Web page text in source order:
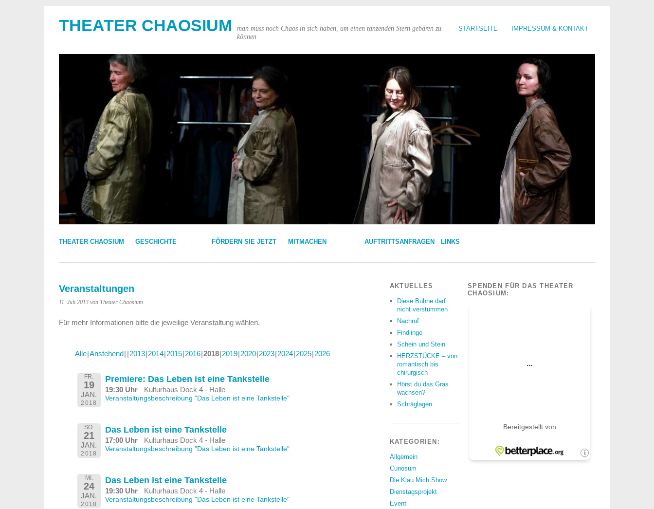
STARTSEITE IMPRESSUM & KONTAKT
THEATER CHAOSIUM
man muss noch Chaos in sich haben, um einen tanzenden Stern gebären zu
können
THEATER CHAOSIUM GESCHICHTE FÖRDERN SIE JETZT MITMACHEN AUFTRITTSANFRAGEN LINKS
Veranstaltungen
11. Juli 2013 von Theater Chaosium
Für mehr Informationen bitte die jeweilige Veranstaltung wählen.
Alle Anstehend 2013 2014 2015 2016 2018 2019 2020 2023 2024 2025 2026
FR.
19
JAN.
2018
Premiere: Das Leben ist eine Tankstelle
19:30 Uhr Kulturhaus Dock 4 - Halle
Veranstaltungsbeschreibung "Das Leben ist eine Tankstelle"
SO.
21
JAN.
2018
Das Leben ist eine Tankstelle
17:00 Uhr Kulturhaus Dock 4 - Halle
Veranstaltungsbeschreibung "Das Leben ist eine Tankstelle"
MI.
24
JAN.
2018
Das Leben ist eine Tankstelle
19:30 Uhr Kulturhaus Dock 4 - Halle
Veranstaltungsbeschreibung "Das Leben ist eine Tankstelle"
AKTUELLES
Diese Bühne darf
nicht verstummen
Nachruf
Findlinge
Schein und Stein
HERZSTÜCKE – von
romantisch bis
chirurgisch
Hörst du das Gras
wachsen?
Schräglagen
KATEGORIEN:
Allgemein
Curiosum
Die Klau Mich Show
Dienstagsprojekt
Event
SPENDEN FÜR DAS THEATER
CHAOSIUM: